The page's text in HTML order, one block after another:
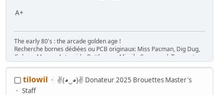
A+
The early 80's : the arcade golden age !
Recherche bornes dédiées ou PCB originaux: Miss Pacman, Dig Dug,
Galaga, Mappy, Asteroids, Battlezone, Missile Command, Tempest,
Star Wars, Donkey Kong (+ Jr), Mario Bros, Moon Patrol, Defender,
Gottlieb des années 80 (Spirit, Amazon Hunt, ...), Baby Pac Man.
Divers : Ice Cold Beer =>
tilowil
✌(◕‿◕)✌ Donateur 2025 Brouettes Master's
Staff